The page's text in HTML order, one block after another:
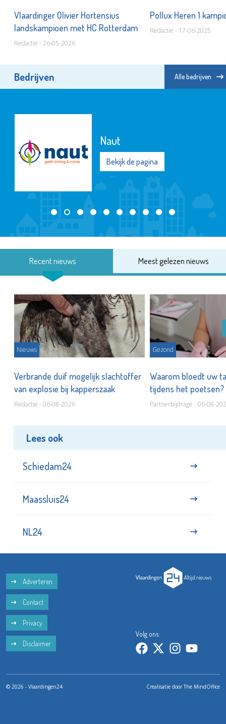
Vlaardinger Olivier Hortensius
landskampioen met HC Rotterdam
Redactie - 26-05-2026
Pollux Heren 1
Redactie - 17-06-2025
Bedrijven Alle bedrijven
Naut
Bekijk de pagina
Recent nieuws Meest gelezen nieuws
Nieuws
Verbrande duif mogelijk slachtoffer
van explosie bij kapperszaak
Redactie - 06-08-2026
Gezond
Waarom bloedt uw
tijdens het poetsen?
Partnerbijdrage - 06-08-
Lees ook
Schiedam24
Maassluis24
NL24
Adverteren
Contact
Privacy
Disclaimer
Volg ons:
© 2026 - Vlaardingen24 Crealisatie doorThe MindOffice